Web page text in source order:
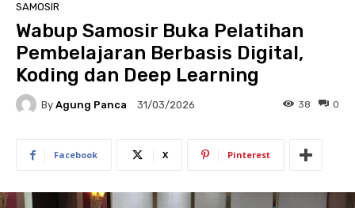
SAMOSIR
Wabup Samosir Buka Pelatihan
Pembelajaran Berbasis Digital,
Koding dan Deep Learning
By Agung Panca 31/03/2026 0
38
Facebook X Pinterest